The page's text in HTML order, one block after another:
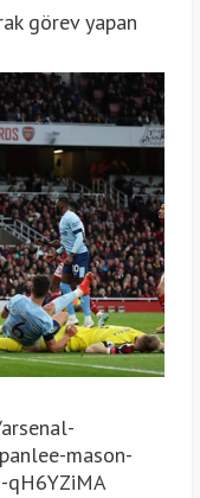
görev yapan
mason-
qH6YZiMA